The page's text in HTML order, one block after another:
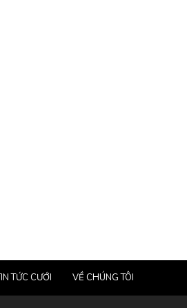
TỨC CƯỚI VỀ CHÚNG TÔI